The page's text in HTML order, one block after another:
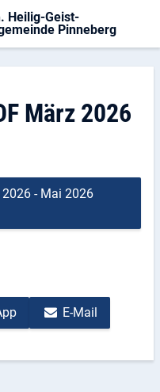
Heilig-Geist-
Pinneberg
März 2026
- Mai 2026
E-Mail